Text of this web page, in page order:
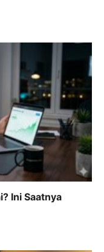
Ini Saatnya